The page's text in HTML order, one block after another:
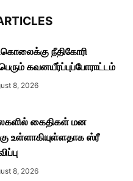
நீதிகோரி
கவனயீர்ப்புப்போராட்டம்
8, 2026
கைதிகள் மன
உள்ளாகியுள்ளதாக ஸ்ரீ
8, 2026